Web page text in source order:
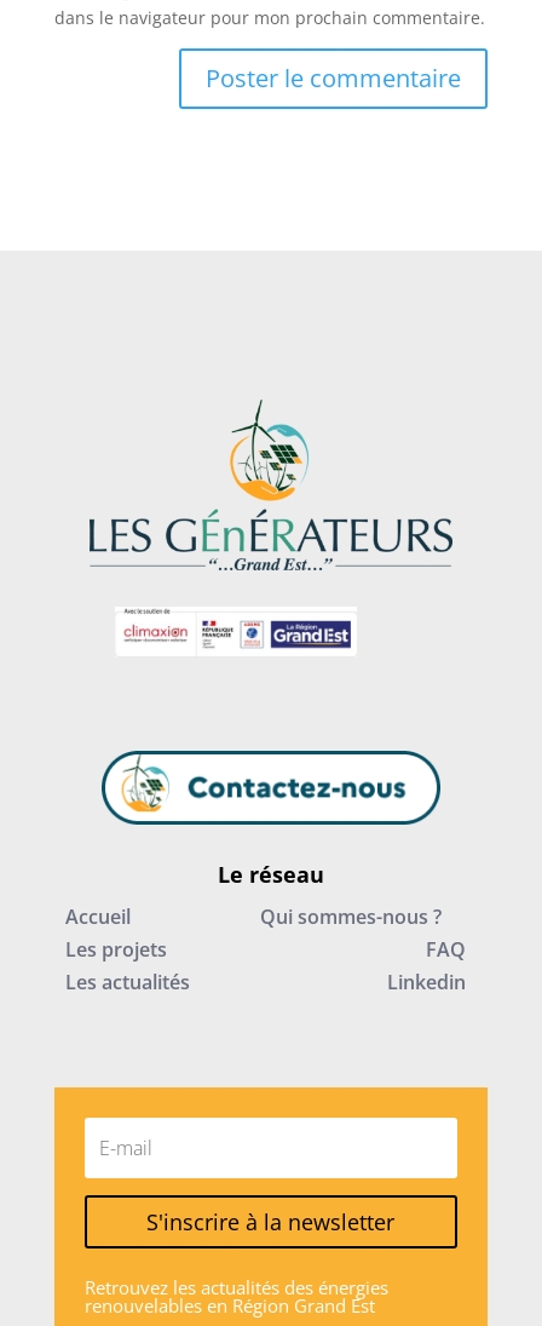
dans le navigateur pour mon prochain commentaire.
Le réseau
Accueil
Qui sommes-nous ?
Les projets
FAQ
Les actualités
Linkedin
Retrouvez les actualités des énergies
renouvelables en Région Grand Est
S'inscrire à la newsletter